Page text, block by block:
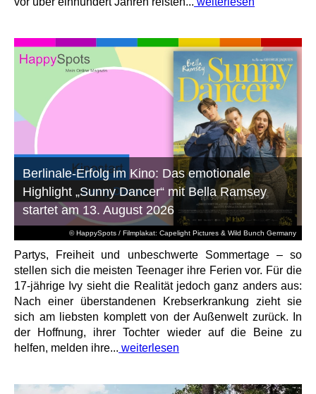
© HappySpots / Filmplakat: Capelight Pictures & Wild Bunch Germany
Berlinale-Erfolg im Kino: Das emotionale
Highlight „Sunny Dancer“ mit Bella Ramsey
startet am 13. August 2026
Partys, Freiheit und unbeschwerte Sommertage – so
stellen sich die meisten Teenager ihre Ferien vor. Für die
17-jährige Ivy sieht die Realität jedoch ganz anders aus:
Nach einer überstandenen Krebserkrankung zieht sie
sich am liebsten komplett von der Außenwelt zurück. In
der Hoffnung, ihrer Tochter wieder auf die Beine zu
helfen, melden ihre... weiterlesen